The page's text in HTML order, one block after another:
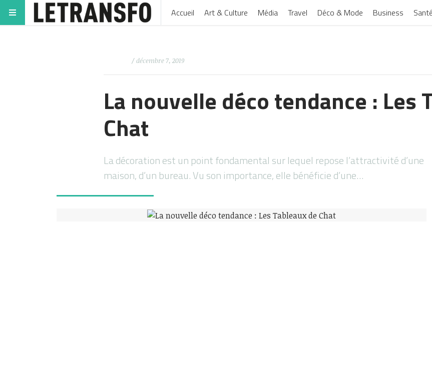
Accueil Art & Culture Média Travel Déco & Mode Business Santé
/ décembre 7, 2019
La nouvelle déco tendance : Les
Chat
La décoration est un point fondamental sur lequel repose l’attractivité d’une
maison, d’un bureau. Vu son importance, elle bénéficie d’une…